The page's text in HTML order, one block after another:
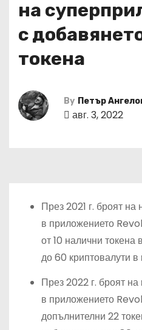
на
с
токена
By Петър
авг. 3, 2022
През 2021 г. броят на
в приложението
от 10 налични токена
до 60 криптовалути в
През 2022 г. броят на
в приложението
допълнителни 22